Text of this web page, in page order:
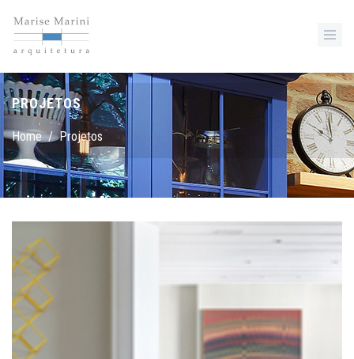
PROJETOS
Home / Projetos